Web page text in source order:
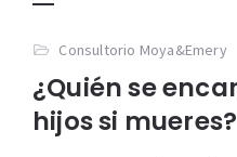
Consultorio Moya&Emery
¿Quién se
hijos si mueres?